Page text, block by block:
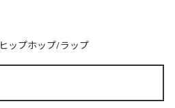
ヒップホップ/ラップ